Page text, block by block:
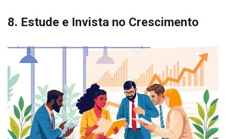
8. Estude e Invista no Crescimento